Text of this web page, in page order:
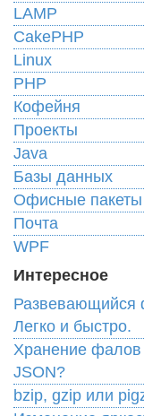
LAMP
CakePHP
Linux
PHP
Кофейня
Проекты
Java
Базы данных
Офисные пакеты
Почта
WPF
Интересное
Развевающийся
Легко и быстро.
Хранение фалов
JSON?
bzip, gzip или